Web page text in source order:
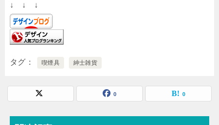
↓ ↓ ↓
タグ 喫煙具 紳士雑貨
0 0